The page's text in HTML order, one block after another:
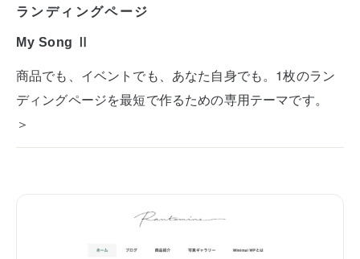
ランディングページ
My Song Ⅱ
商品でも、イベントでも、あなた自身でも。1枚のラン
ディングページを最短で作るための専用テーマです。
＞